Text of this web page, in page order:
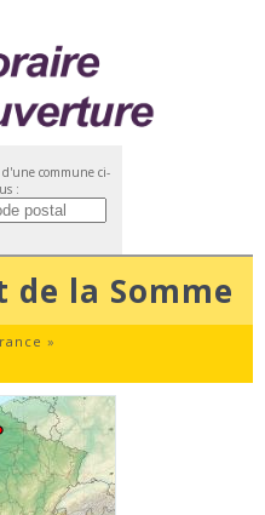
commune ci-
:
de la Somme
»